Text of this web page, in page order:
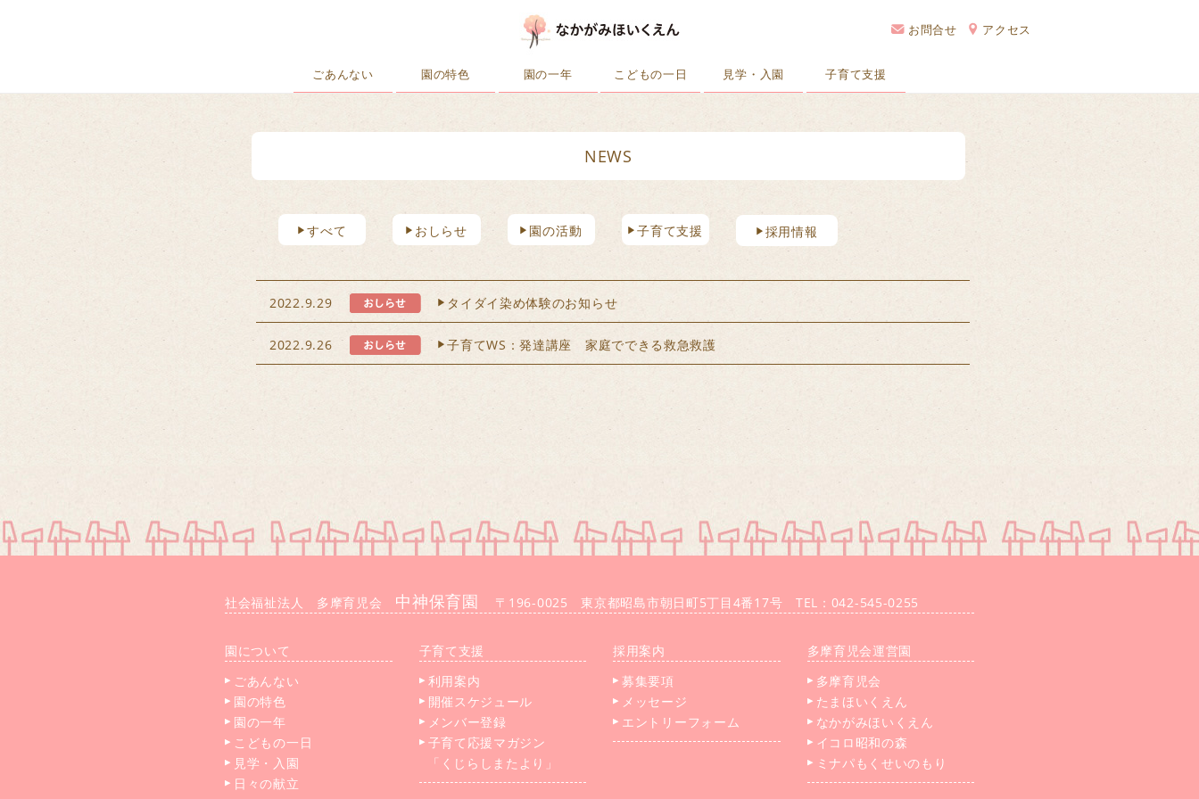
お問合せ アクセス
ごあんない 園の特色 園の一年 こどもの一日 見学・入園 子育て支援
NEWS
すべて おしらせ 園の活動 子育て支援 採用情報
2022.9.29 タイダイ染め体験のお知らせ
2022.9.26 子育てWS：発達講座 家庭でできる救急救護
社会福祉法人 多摩育児会 中神保育園 〒196-0025 東京都昭島市朝日町5丁目4番17号 TEL：042-545-0255
園について
ごあんない
園の特色
園の一年
こどもの一日
見学・入園
日々の献立
子育て支援
利用案内
開催スケジュール
メンバー登録
子育て応援マガジン
「くじらしまたより」
採用案内
募集要項
メッセージ
エントリーフォーム
多摩育児会運営園
多摩育児会
たまほいくえん
なかがみほいくえん
イコロ昭和の森
ミナパもくせいのもり